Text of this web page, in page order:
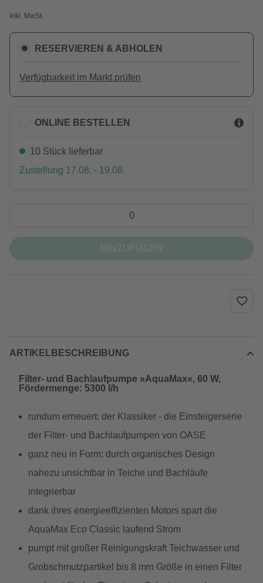
Inkl. MwSt.
RESERVIEREN & ABHOLEN
Verfügbarkeit im Markt prüfen
ONLINE BESTELLEN
10 Stück lieferbar
Zustellung 17.08. - 19.08.
ARTIKELBESCHREIBUNG
Filter- und Bachlaufpumpe »AquaMax«, 60 W,
Fördermenge: 5300 l/h
rundum erneuert: der Klassiker - die Einsteigerserie
der Filter- und Bachlaufpumpen von OASE
ganz neu in Form: durch organisches Design
nahezu unsichtbar in Teiche und Bachläufe
integrierbar
dank ihres energieeffizienten Motors spart die
AquaMax Eco Classic laufend Strom
pumpt mit großer Reinigungskraft Teichwasser und
Grobschmutzpartikel bis 8 mm Größe in einen Filter